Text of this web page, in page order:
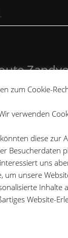
2026/04
2026/03
10
zum Cookie-
verwenden
diese zur
Besucherdaten
uns
um unsere
Inhalte
Website-